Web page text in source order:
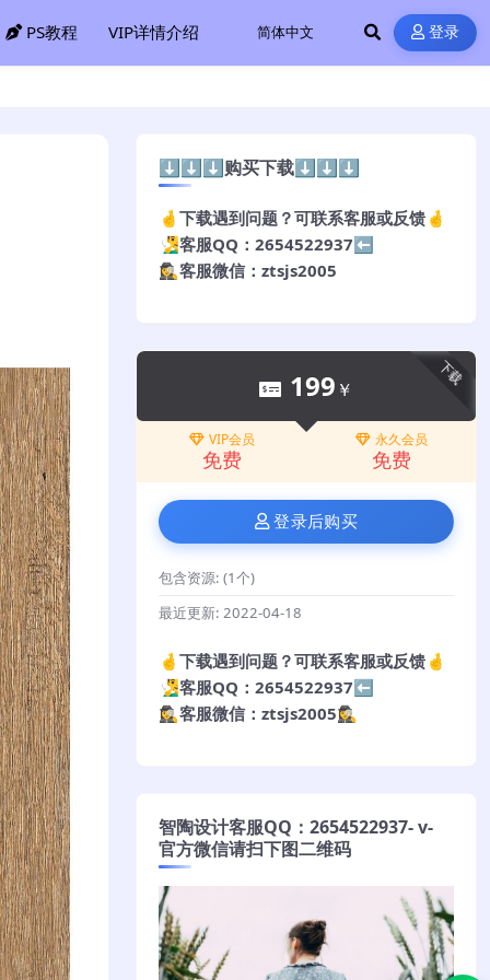
PS教程 VIP详情介绍 登录
⬇️⬇️⬇️购买下载⬇️⬇️⬇️
🤞下载遇到问题？可联系客服或反馈🤞
🧏‍♂️客服QQ：2654522937⬅️
🕵️‍♀️客服微信：ztsjs2005
下载
199 ￥
VIP会员
免费
永久会员
免费
登录后购买
包含资源: (1个)
最近更新: 2022-04-18
🤞下载遇到问题？可联系客服或反馈🤞
🧏‍♂️客服QQ：2654522937⬅️
🕵️‍♀️客服微信：ztsjs2005🕵️‍♀️
智陶设计客服QQ：2654522937- v-
官方微信请扫下图二维码